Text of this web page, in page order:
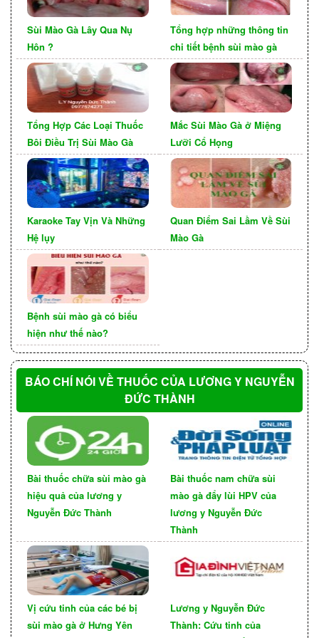
Thành qua số hotline để được tư vấn và chữa trị
kịp thời.
Sùi Mào Gà Lây Qua Nụ
Hôn ?
Tổng hợp những thông tin
chi tiết bệnh sùi mào gà
Tổng Hợp Các Loại Thuốc
Bôi Điều Trị Sùi Mào Gà
Mắc Sùi Mào Gà ở Miệng
Lưỡi Cổ Họng
Karaoke Tay Vịn Và Những
Hệ lụy
Quan Điểm Sai Lầm Về Sùi
Mào Gà
Bệnh sùi mào gà có biểu
hiện như thế nào?
BÁO CHÍ NÓI VỀ THUỐC CỦA LƯƠNG Y NGUYỄN
ĐỨC THÀNH
Bài thuốc chữa sùi mào gà
hiệu quả của lương y
Nguyễn Đức Thành
Bài thuốc nam chữa sùi
mào gà đẩy lùi HPV của
lương y Nguyễn Đức
Thành
Vị cứu tinh của các bé bị
sùi mào gà ở Hưng Yên
Lương y Nguyễn Đức
Thành: Cứu tinh của